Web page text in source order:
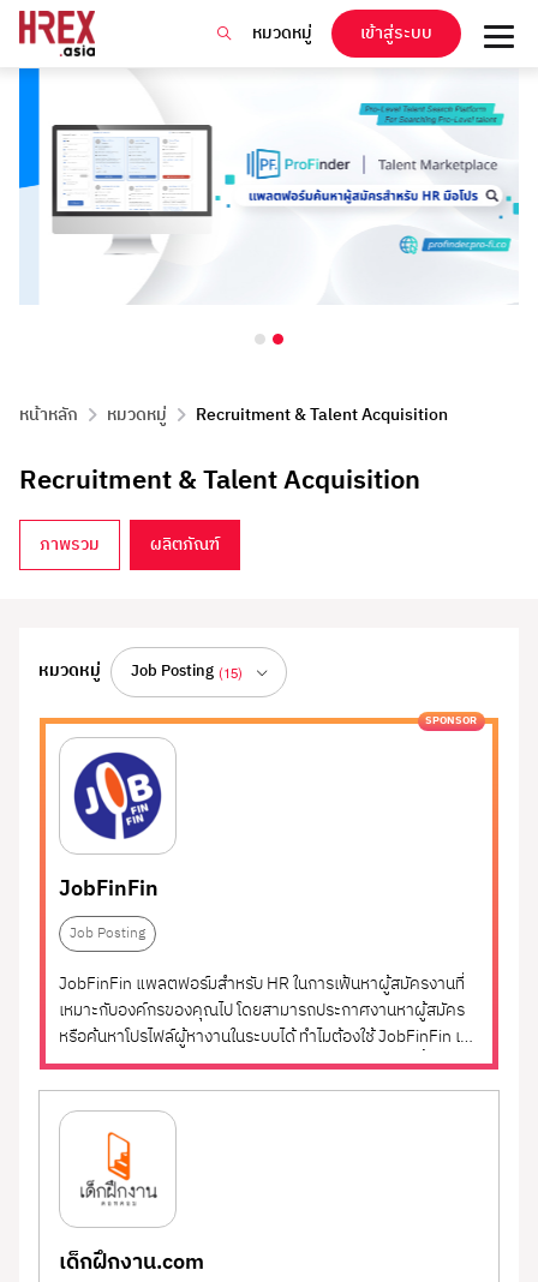
หมวดหมู่ เข้าสู่ระบบ
หน้าหลัก หมวดหมู่ Recruitment & Talent Acquisition
Recruitment & Talent Acquisition
ภาพรวม ผลิตภัณฑ์
Recruitment & Talent Acquisition
โซลูชันสำหรับการสรรหาและดึงดูดผู้มีความสามารถ
เข้าสู่ทีมอย่างมีประสิทธิภาพและรวดเร็ว
รวมแพลตฟอร์มและเครื่องมือที่ช่วยให้องค์กรสามารถ
วางแผนสรรหา คัดกรอง และจัดการกระบวนการรับ
สมัครพนักงานได้อย่างมีระบบ ตั้งแต่การประกาศ
ตำแหน่งงาน การบริหารช่องทางการสมัคร (Job
Board, Social Media, Career Page) การจัดการใบ
สมัคร การนัดสัมภาษณ์ ไปจนถึงระบบติดตามผู้สมัคร
(ATS - Applicant Tracking System) ที่ช่วยวิเคราะห์
และปรับปรุงกระบวนการสรรหาอย่างต่อเนื่อง
เหมาะสำหรับองค์กรที่ต้องการเพิ่มความเร็วในการจ้าง
งาน ลดต้นทุนการสรรหา และแข่งขันเพื่อดึงดูด Talent
ในตลาดแรงงานยุคใหม่
หมวดหมู่ Job Posting (15)
ทั้งหมด (75)
Employer Branding
HR Consulting
In-House Training
Payroll Outsourcing (5)
Applicant Tracking
System (ATS)
(7)
Background Screening
Provider
Executive Search Firm
Job Posting
Pre-screen Assessment
JobFinFin
Job Posting
SPONSOR
JobFinFin แพลตฟอร์มสำหรับ HR ในการเฟ้นหาผู้สมัครงานที่
เหมาะกับองค์กรของคุณไป โดยสามารถประกาศงานหาผู้สมัคร
หรือค้นหาโปรไฟล์ผู้หางานในระบบได้ ทำไมต้องใช้ JobFinFin เข้า
ถึงคนหางานได้มากกว่า หาคนได้ตรงความต้องการมากขึ้น กับ
เครือข่ายคนหางานในระบบ และ โซเชียลมีเดีย กว่า 2.5 ล้านคน+
ใช้ฟรี ที่เดียวในไทย...
เด็กฝึกงาน.com